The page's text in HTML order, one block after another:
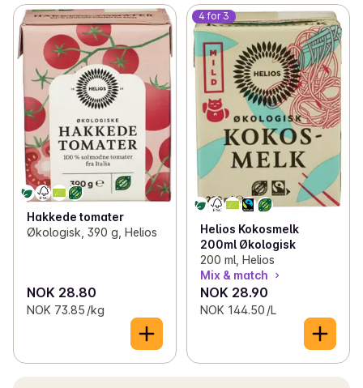
Hakkede tomater
Økologisk, 390 g, Helios
NOK 28.80
NOK 73.85 /kg
4 for 3
Helios Kokosmelk
200ml Økologisk
200 ml, Helios
Mix & match
NOK 28.90
NOK 144.50 /L